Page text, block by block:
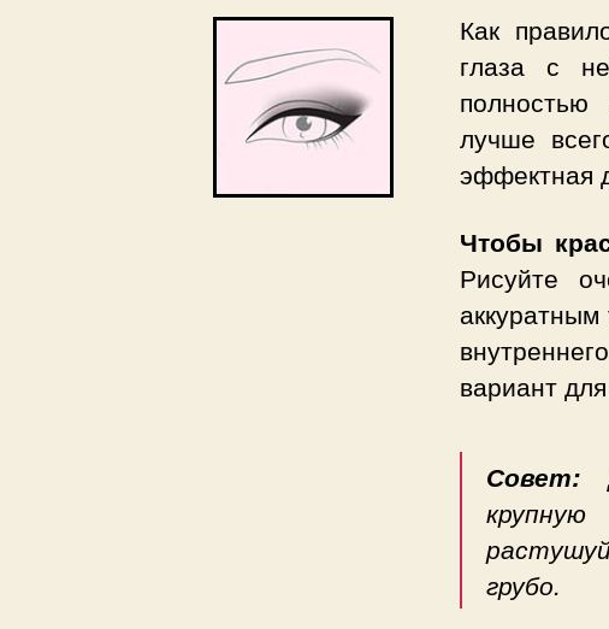
Как
глаза с
полностью
лучше
эффектная
Чтобы
Рисуйте
вариант
Совет:
грубо.